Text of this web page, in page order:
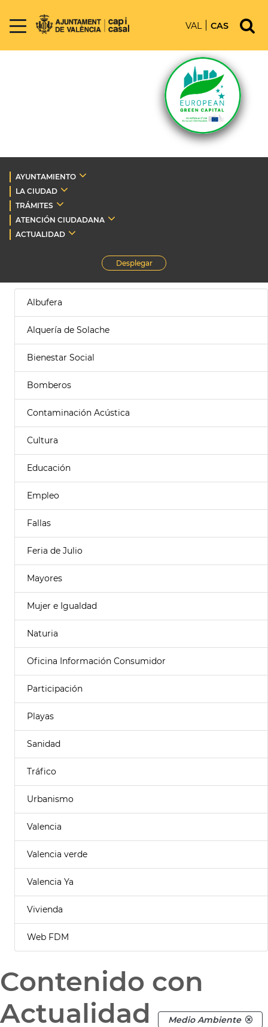
VAL CAS
AYUNTAMIENTO
LA CIUDAD
TRÁMITES
ATENCIÓN CIUDADANA
ACTUALIDAD
Desplegar
Albufera
Alquería de Solache
Bienestar Social
Bomberos
Contaminación Acústica
Cultura
Educación
Empleo
Fallas
Feria de Julio
Mayores
Mujer e Igualdad
Naturia
Oficina Información Consumidor
Participación
Playas
Sanidad
Tráfico
Urbanismo
Valencia
Valencia verde
Valencia Ya
Vivienda
Web FDM
Contenido con
Actualidad
Medio Ambiente